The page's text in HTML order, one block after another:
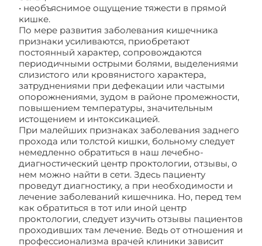
• необъяснимое ощущение тяжести в прямой
кишке.
По мере развития заболевания кишечника
признаки усиливаются, приобретают
постоянный характер, сопровождаются
периодичными острыми болями, выделениями
слизистого или кровянистого характера,
затруднениями при дефекации или частыми
опорожнениями, зудом в районе промежности,
повышением температуры, значительным
истощением и интоксикацией.
При малейших признаках заболевания заднего
прохода или толстой кишки, больному следует
немедленно обратиться в наш лечебно-
диагностический центр проктологии, отзывы, о
нем можно найти в сети. Здесь пациенту
проведут диагностику, а при необходимости и
лечение заболеваний кишечника. Но, перед тем
как обратиться в тот или иной центр
проктологии, следует изучить отзывы пациентов
проходивших там лечение. Ведь от отношения и
профессионализма врачей клиники зависит